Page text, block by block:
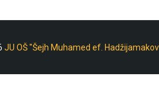
JU OŠ "Šejh Muhamed ef.